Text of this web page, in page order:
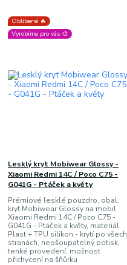
Oblíbené 🔥
Vyrobíme pro vás 🎨
Lesklý kryt Mobiwear Glossy -
Xiaomi Redmi 14C / Poco C75 -
G041G - Ptáček a květy
Prémiové lesklé pouzdro, obal,
kryt Mobiwear Glossy na mobil
Xiaomi Redmi 14C / Poco C75 -
G041G - Ptáček a květy, materiál
Plast + TPU silikon - krytí po všech
stranách, neošoupatelný potisk,
tenké provedení, možnost
přichycení na šňůrku